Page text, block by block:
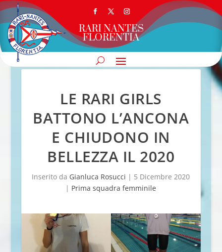
RARI NANTES
FLORENTIA
LE RARI GIRLS
BATTONO L’ANCONA
E CHIUDONO IN
BELLEZZA IL 2020
Inserito da Gianluca Rosucci | 5 Dicembre 2020
| Prima squadra femminile